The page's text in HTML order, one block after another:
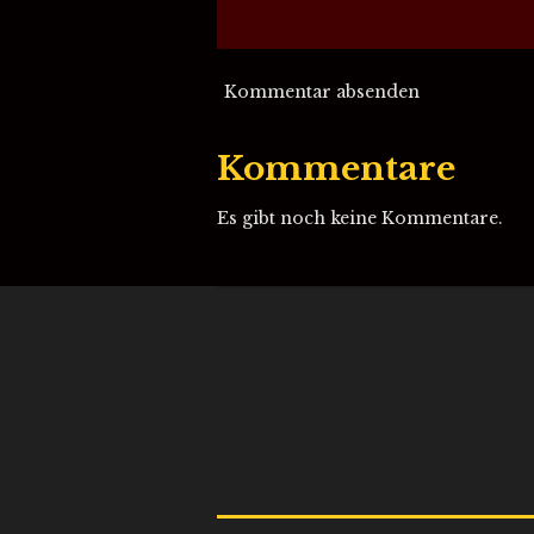
Kommentar absenden
Kommentare
Es gibt noch keine Kommentare.